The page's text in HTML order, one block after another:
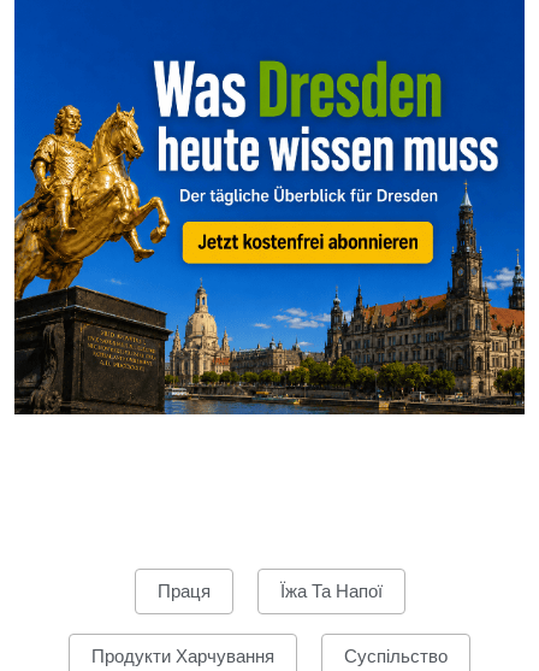
Праця Їжа Та Напої
Продукти Харчування Суспільство